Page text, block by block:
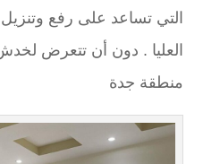
التي تساعد على رفع
العليا . دون أن تتعرض
منطقة جدة